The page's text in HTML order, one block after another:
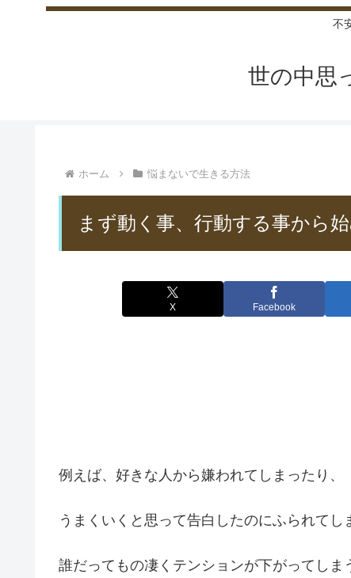
不
世の中思
ホーム 悩まないで生きる方法
まず動く事、行動する事から
X Facebook
例えば、好きな人から嫌われてしまったり、
うまくいくと思って告白したのにふられてし
誰だってもの凄くテンションが下がってしま